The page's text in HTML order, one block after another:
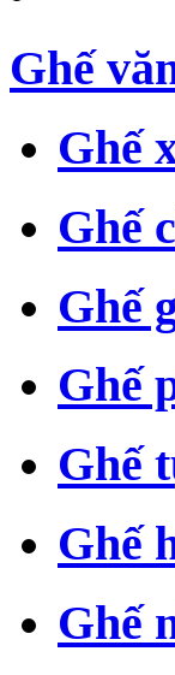
Ghế
Ghế
Ghế
Ghế
Ghế
Ghế
Ghế
Ghế